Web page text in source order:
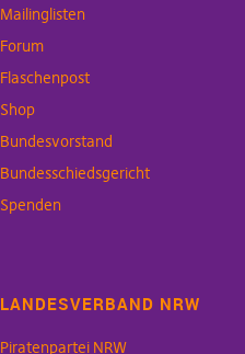
Mailinglisten
Forum
Flaschenpost
Shop
Bundesvorstand
Bundesschiedsgericht
Spenden
LANDESVERBAND NRW
Piratenpartei NRW